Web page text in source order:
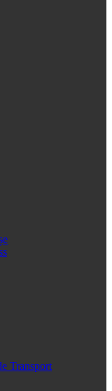
Transport